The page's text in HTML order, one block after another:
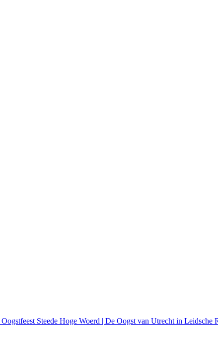
Oogstfeest Steede Hoge Woerd | De Oogst van Utrecht in Leidsche